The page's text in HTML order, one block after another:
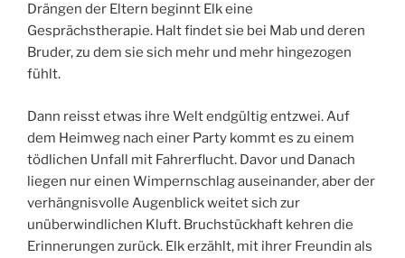
Drängen der Eltern beginnt Elk eine
Gesprächstherapie. Halt findet sie bei Mab und deren
Bruder, zu dem sie sich mehr und mehr hingezogen
fühlt.
Dann reisst etwas ihre Welt endgültig entzwei. Auf
dem Heimweg nach einer Party kommt es zu einem
tödlichen Unfall mit Fahrerflucht. Davor und Danach
liegen nur einen Wimpernschlag auseinander, aber der
verhängnisvolle Augenblick weitet sich zur
unüberwindlichen Kluft. Bruchstückhaft kehren die
Erinnerungen zurück. Elk erzählt, mit ihrer Freundin als